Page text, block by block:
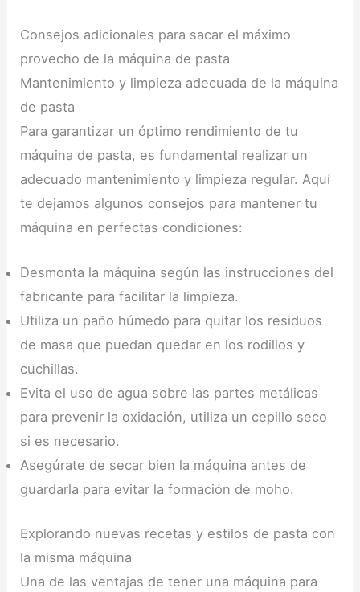
Consejos adicionales para sacar el máximo
provecho de la máquina de pasta
Mantenimiento y limpieza adecuada de la máquina
de pasta
Para garantizar un óptimo rendimiento de tu
máquina de pasta, es fundamental realizar un
adecuado mantenimiento y limpieza regular. Aquí
te dejamos algunos consejos para mantener tu
máquina en perfectas condiciones:
Desmonta la máquina según las instrucciones del
fabricante para facilitar la limpieza.
Utiliza un paño húmedo para quitar los residuos
de masa que puedan quedar en los rodillos y
cuchillas.
Evita el uso de agua sobre las partes metálicas
para prevenir la oxidación, utiliza un cepillo seco
si es necesario.
Asegúrate de secar bien la máquina antes de
guardarla para evitar la formación de moho.
Explorando nuevas recetas y estilos de pasta con
la misma máquina
Una de las ventajas de tener una máquina para